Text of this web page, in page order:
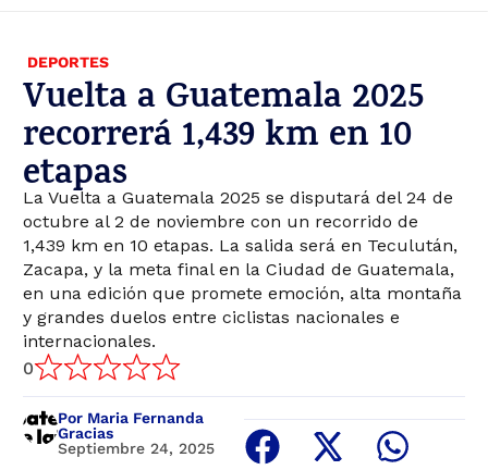
DEPORTES
Vuelta a Guatemala 2025
recorrerá 1,439 km en 10
etapas
La Vuelta a Guatemala 2025 se disputará del 24 de
octubre al 2 de noviembre con un recorrido de
1,439 km en 10 etapas. La salida será en Teculután,
Zacapa, y la meta final en la Ciudad de Guatemala,
en una edición que promete emoción, alta montaña
y grandes duelos entre ciclistas nacionales e
internacionales.
0
Por Maria Fernanda
Gracias
Septiembre 24, 2025